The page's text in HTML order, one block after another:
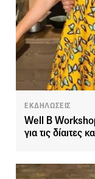
ΕΚΔΗΛΩΣΕΙΣ
Well B
για τις δίαιτες